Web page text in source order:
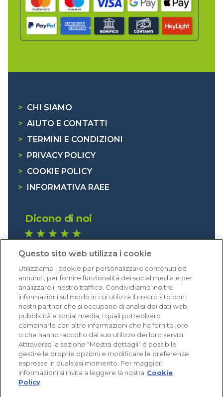
> CHI SIAMO
> AIUTO E CONTATTI
> TERMINI E CONDIZIONI
>
PRIVACY POLICY
> COOKIE POLICY
>
INFORMATIVA RAEE
Dicono di noi
Eccellente (4,8)
Acquisti verificati
Questo sito web utilizza i cookie
Utilizziamo i cookie per personalizzare contenuti ed
annunci, per fornire funzionalità dei social media e per
analizzare il nostro traffico. Condividiamo inoltre
informazioni sul modo in cui utilizza il nostro sito con i
nostri partner che si occupano di analisi dei dati web,
pubblicità e social media, i quali potrebbero
combinarle con altre informazioni che ha fornito loro
o che hanno raccolto dal suo utilizzo dei loro servizi.
Attraverso la sezione "Mostra dettagli" è possibile
gestire le proprie opzioni e modificare le preferenze
espresse in qualsiasi momento. Per maggiori
informazioni si invita a leggere la nostra Cookie
Policy